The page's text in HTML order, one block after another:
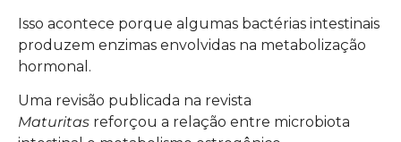
Isso acontece porque algumas bactérias intestinais
produzem enzimas envolvidas na metabolização
hormonal.
Uma revisão publicada na revista
Maturitas reforçou a relação entre microbiota